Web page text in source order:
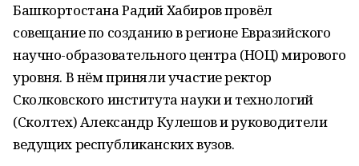
Башкортостана Радий Хабиров провёл
совещание по созданию в регионе Евразийского
научно-образовательного центра (НОЦ) мирового
уровня. В нём приняли участие ректор
Сколковского института науки и технологий
(Сколтех) Александр Кулешов и руководители
ведущих республиканских вузов.